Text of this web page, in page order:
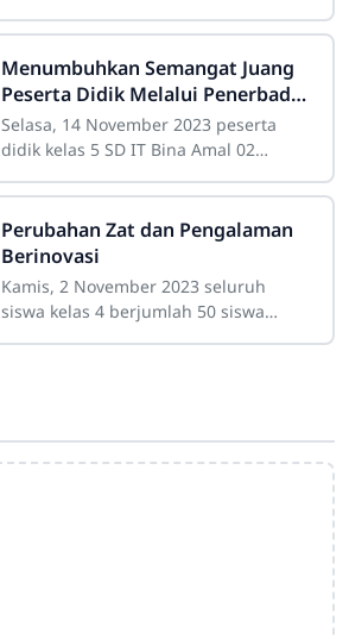
Banyumanik Semarang. Kunjungan ini
dalam
Menumbuhkan Semangat Juang
Peserta Didik Melalui Penerbad
Fair
Selasa, 14 November 2023 peserta
didik kelas 5 SD IT Bina Amal 02
“Ekspresi Diri Melalui Hobi dan
Sayangi Bumi”.
Perubahan Zat dan Pengalaman
Berinovasi
Kamis, 2 November 2023 seluruh
siswa kelas 4 berjumlah 50 siswa